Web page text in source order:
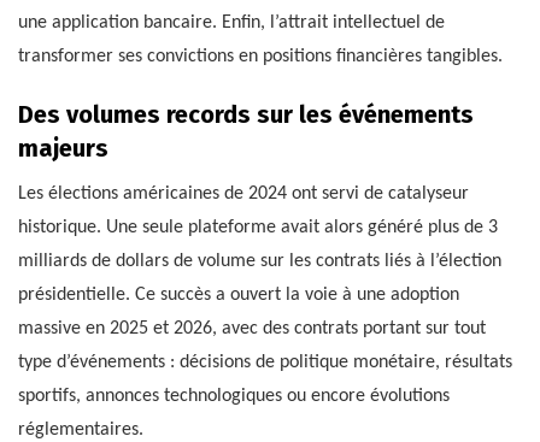
une application bancaire. Enfin, l’attrait intellectuel de
transformer ses convictions en positions financières tangibles.
Des volumes records sur les événements
majeurs
Les élections américaines de 2024 ont servi de catalyseur
historique. Une seule plateforme avait alors généré plus de 3
milliards de dollars de volume sur les contrats liés à l’élection
présidentielle. Ce succès a ouvert la voie à une adoption
massive en 2025 et 2026, avec des contrats portant sur tout
type d’événements : décisions de politique monétaire, résultats
sportifs, annonces technologiques ou encore évolutions
réglementaires.